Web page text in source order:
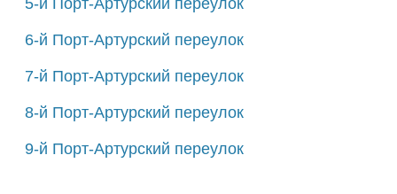
6-й Порт-Артурский переулок
7-й Порт-Артурский переулок
8-й Порт-Артурский переулок
9-й Порт-Артурский переулок